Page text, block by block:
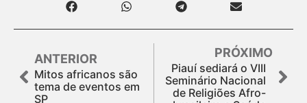
ANTERIOR
Mitos africanos são
tema de eventos em
SP
PRÓXIMO
Piauí sediará o VIII
Seminário Nacional
de Religiões Afro-